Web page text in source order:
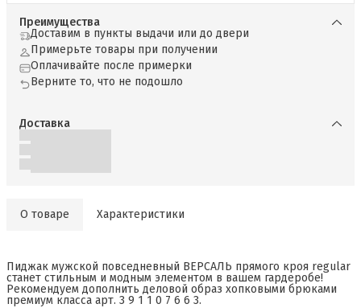
Преимущества
Доставим в пункты выдачи или до двери
Примерьте товары при получении
Оплачивайте после примерки
Верните то, что не подошло
Доставка
О товаре Характеристики
Пиджак мужской повседневный ВЕРСАЛЬ прямого кроя regular
станет стильным и модным элементом в вашем гардеробе!
Рекомендуем дополнить деловой образ хопковыми брюками
премиум класса арт. 3 9 1 1 0 7 6 6 3.